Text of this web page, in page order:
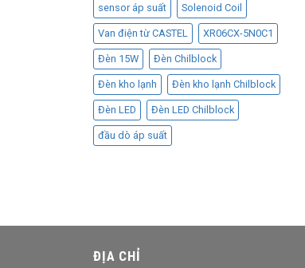
sensor áp suất Solenoid Coil
Van điện từ CASTEL XR06CX-5N0C1
Đèn 15W Đèn Chilblock
Đèn kho lạnh Đèn kho lạnh Chilblock
Đèn LED Đèn LED Chilblock
đầu dò áp suất
ĐỊA CHỈ